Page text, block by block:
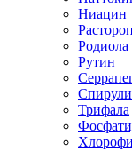
Ниацин
Родиола
Рутин
Трифала